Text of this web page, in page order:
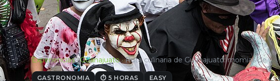
Experiencias · Guanajuato · Ruta culinaria de Guanajuato: momias de …
GASTRONOMIA ⏱ 5 HORAS EASY